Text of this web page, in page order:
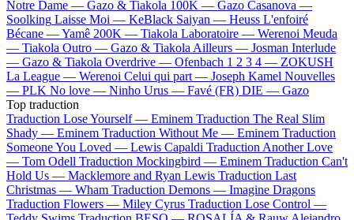
Notre Dame — Gazo & Tiakola 100K — Gazo Casanova —
Soolking Laisse Moi — KeBlack Saiyan — Heuss L'enfoiré
Bécane —Yamê 200K — Tiakola Laboratoire — Werenoi Meuda
— Tiakola Outro — Gazo & Tiakola Ailleurs — Josman Interlude
— Gazo & Tiakola Overdrive — Ofenbach 1 2 3 4 — ZOKUSH
La League — Werenoi Celui qui part — Joseph Kamel Nouvelles
— PLK No love — Ninho Urus — Favé (FR) DIE — Gazo
Top traduction
Traduction Lose Yourself — Eminem Traduction The Real Slim
Shady — Eminem Traduction Without Me — Eminem Traduction
Someone You Loved — Lewis Capaldi Traduction Another Love
— Tom Odell Traduction Mockingbird — Eminem Traduction Can't
Hold Us — Macklemore and Ryan Lewis Traduction Last
Christmas — Wham Traduction Demons — Imagine Dragons
Traduction Flowers — Miley Cyrus Traduction Lose Control —